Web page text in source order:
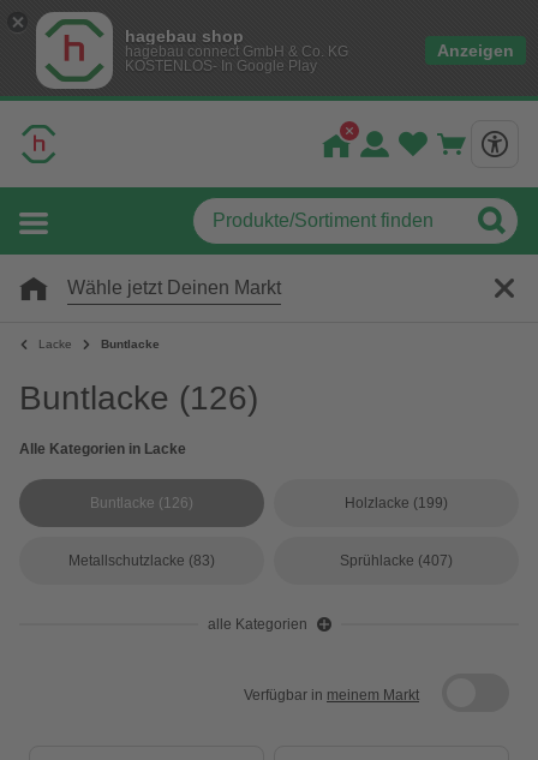
hagebau shop
hagebau connect GmbH & Co. KG
KOSTENLOS- In Google Play
Anzeigen
Wähle jetzt Deinen Markt
Lacke Buntlacke
Buntlacke (126)
Alle Kategorien in Lacke
Buntlacke (126) Holzlacke (199)
Metallschutzlacke (83) Sprühlacke (407)
alle Kategorien
Verfügbar in meinem Markt